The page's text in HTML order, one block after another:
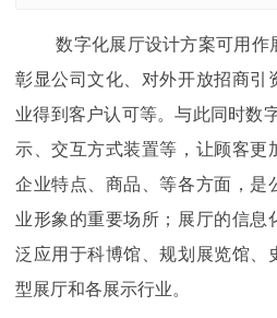
数字化展厅设计方案可用作展
彰显公司文化、对外开放招商引
业得到客户认可等。与此同时数
示、交互方式装置等，让顾客更
企业特点、商品、等各方面，是
业形象的重要场所；展厅的信息
泛应用于科博馆、规划展览馆、
型展厅和各展示行业。